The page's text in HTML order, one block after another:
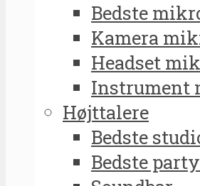
Bedste
Kamera
Headset
Instrument
Højttalere
Bedste
Bedste